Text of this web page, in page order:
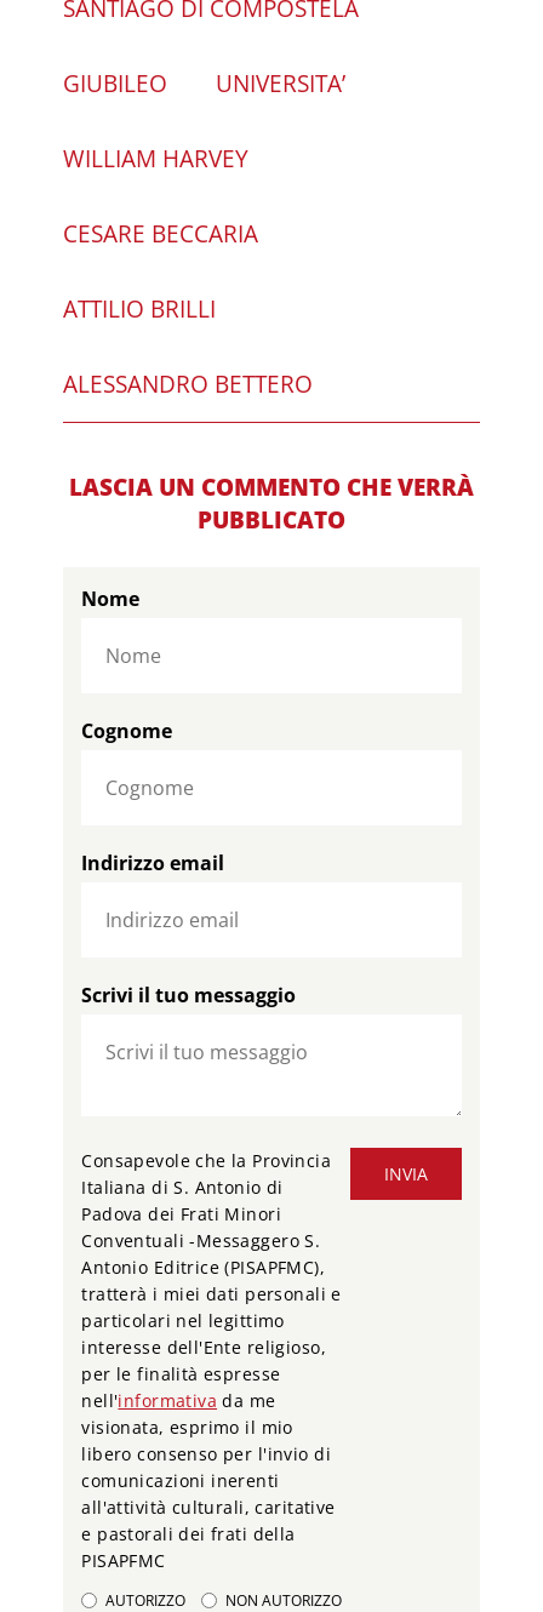
SANTIAGO DI COMPOSTELA
GIUBILEO UNIVERSITA’
WILLIAM HARVEY
CESARE BECCARIA
ATTILIO BRILLI
ALESSANDRO BETTERO
LASCIA UN COMMENTO CHE VERRÀ
PUBBLICATO
Nome
Cognome
Indirizzo email
Scrivi il tuo messaggio
INVIA
Consapevole che la Provincia
Italiana di S. Antonio di
Padova dei Frati Minori
Conventuali -Messaggero S.
Antonio Editrice (PISAPFMC),
tratterà i miei dati personali e
particolari nel legittimo
interesse dell'Ente religioso,
per le finalità espresse
nell'informativa da me
visionata, esprimo il mio
libero consenso per l'invio di
comunicazioni inerenti
all'attività culturali, caritative
e pastorali dei frati della
PISAPFMC
AUTORIZZO NON AUTORIZZO